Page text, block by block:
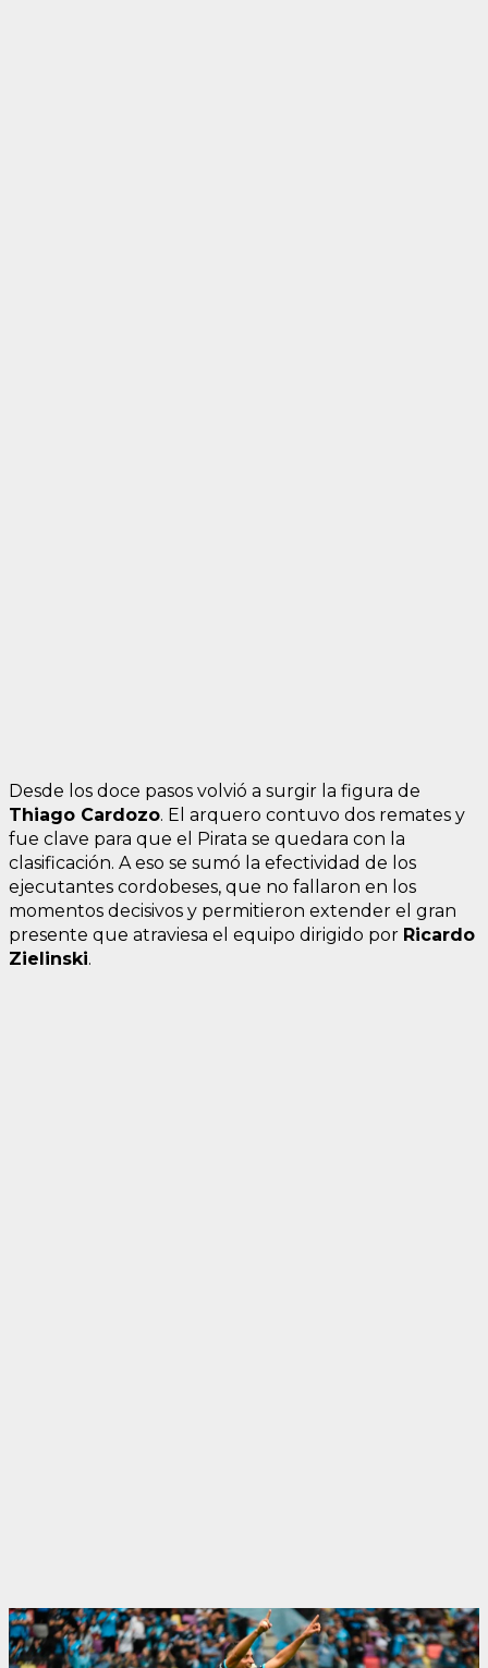
Desde los doce pasos volvió a surgir la figura de
Thiago Cardozo. El arquero contuvo dos remates y
fue clave para que el Pirata se quedara con la
clasificación. A eso se sumó la efectividad de los
ejecutantes cordobeses, que no fallaron en los
momentos decisivos y permitieron extender el gran
presente que atraviesa el equipo dirigido por Ricardo
Zielinski.